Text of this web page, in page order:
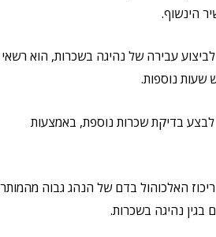
הינשוף.
עבירה של נהיגה בשכרות, הוא רשאי
נוספות.
בדיקת שכרות נוספת, באמצעות
האלכוהול בדם של הנהג גבוה מהמותר
בגין נהיגה בשכרות.